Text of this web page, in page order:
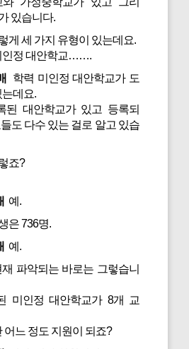
있습니다.
게 세 가지 유형이 있는데요.
인정 대안학교…….
학력 미인정 대안학교가 도
데요.
된 대안학교가 있고 등록되
도 다수 있는 걸로 알고 있습
죠?
예.
은 736명.
예.
파악되는 바로는 그렇습니
미인정 대안학교가 8개 교
어느 정도 지원이 되죠?